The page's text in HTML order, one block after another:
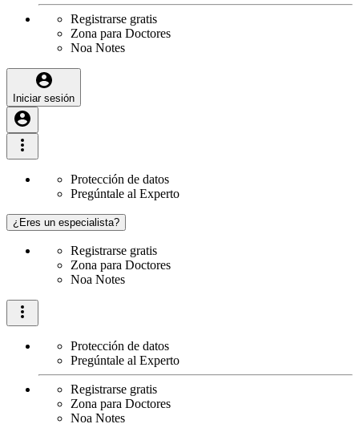
Registrarse gratis
Zona para Doctores
Noa Notes
Iniciar sesión
Protección de datos
Pregúntale al Experto
¿Eres un especialista?
Registrarse gratis
Zona para Doctores
Noa Notes
Protección de datos
Pregúntale al Experto
Registrarse gratis
Zona para Doctores
Noa Notes